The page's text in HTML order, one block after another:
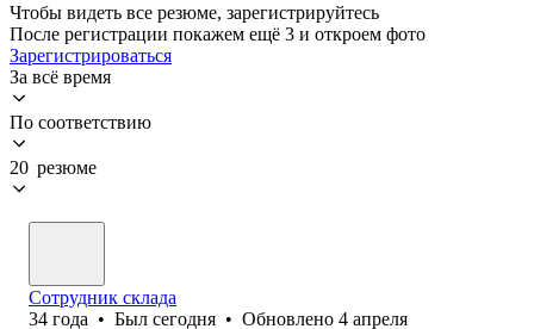
Чтобы видеть все резюме, зарегистрируйтесь
После регистрации покажем ещё 3 и откроем фото
Зарегистрироваться
За всё время
По соответствию
20 резюме
Сотрудник склада
34 года • Был сегодня • Обновлено 4 апреля